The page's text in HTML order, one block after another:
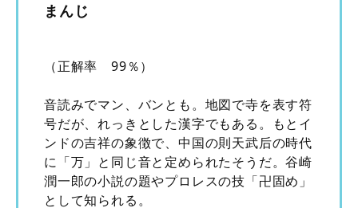
まんじ
（正解率 99％）
音読みでマン、バンとも。地図で寺を表す符
号だが、れっきとした漢字でもある。もとイ
ンドの吉祥の象徴で、中国の則天武后の時代
に「万」と同じ音と定められたそうだ。谷崎
潤一郎の小説の題やプロレスの技「卍固め」
として知られる。